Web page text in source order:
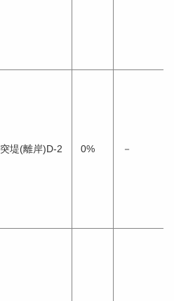
突堤(離岸)D-2 0% －